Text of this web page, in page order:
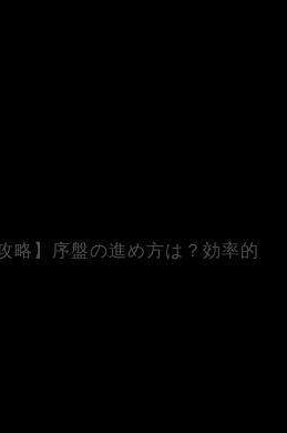
略】序盤の進め方は？効率的